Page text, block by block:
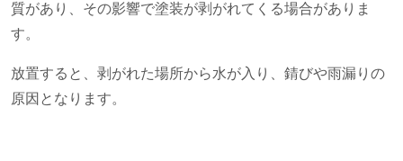
質があり、その影響で塗装が剥がれてくる場合がありま
す。
放置すると、剥がれた場所から水が入り、錆びや雨漏りの
原因となります。